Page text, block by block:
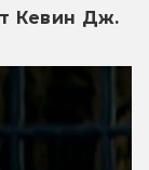
Кевин Дж.